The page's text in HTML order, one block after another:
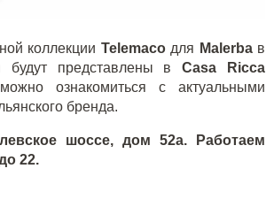
коллекции Telemaco для Malerba в
будут представлены вCasa
Ricca
ознакомиться с актуальными
бренда.
шоссе, дом 52а. Работаем
22.